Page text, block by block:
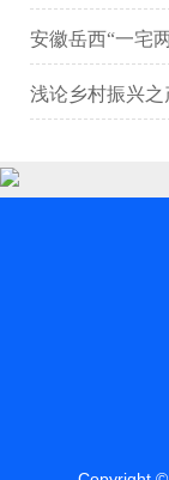
安徽岳西“一宅
浅论乡村振兴之